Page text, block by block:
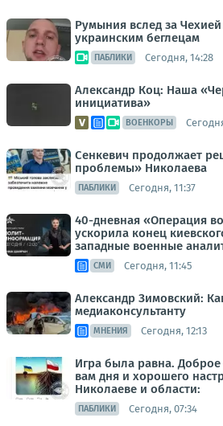
Румыния вслед за Чехией
украинским беглецам
ПАБЛИКИ Сегодня, 14:28
Александр Коц: Наша
инициатива»
ВОЕНКОРЫ
Сенкевич продолжает
проблемы» Николаева
ПАБЛИКИ Сегодня, 11:37
40-дневная «Операция
ускорила конец
западные военные
СМИ Сегодня, 11:45
Александр Зимовский:
медиаконсультанту
МНЕНИЯ Сегодня, 12:13
Игра была равна. Доброе
вам дня и хорошего
Николаеве и области:
ПАБЛИКИ Сегодня, 07:34